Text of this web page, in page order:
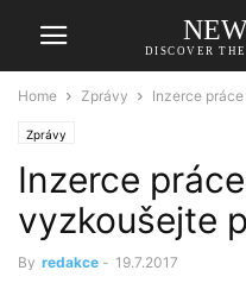
DISCOVER
Home Zprávy Inzerce
Zprávy
Inzerce
vyzkoušejte
By redakce - 19.7.2017